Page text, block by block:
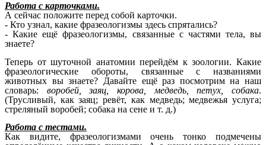
Работа с карточками.
А сейчас положите перед собой карточки.
- Кто узнал, какие фразеологизмы здесь спрятались?
- Какие ещё фразеологизмы, связанные с частями тела, вы
знаете?
Теперь от шуточной анатомии перейдём к зоологии. Какие
фразеологические обороты, связанные с названиями
животных вы знаете? Давайте ещё раз посмотрим на наш
словарь: воробей, заяц, корова, медведь, петух, собака.
(Трусливый, как заяц; ревёт, как медведь; медвежья услуга;
стреляный воробей; собака на сене и т. д.)
Работа с тестами.
Как видите, фразеологизмами очень тонко подмечены